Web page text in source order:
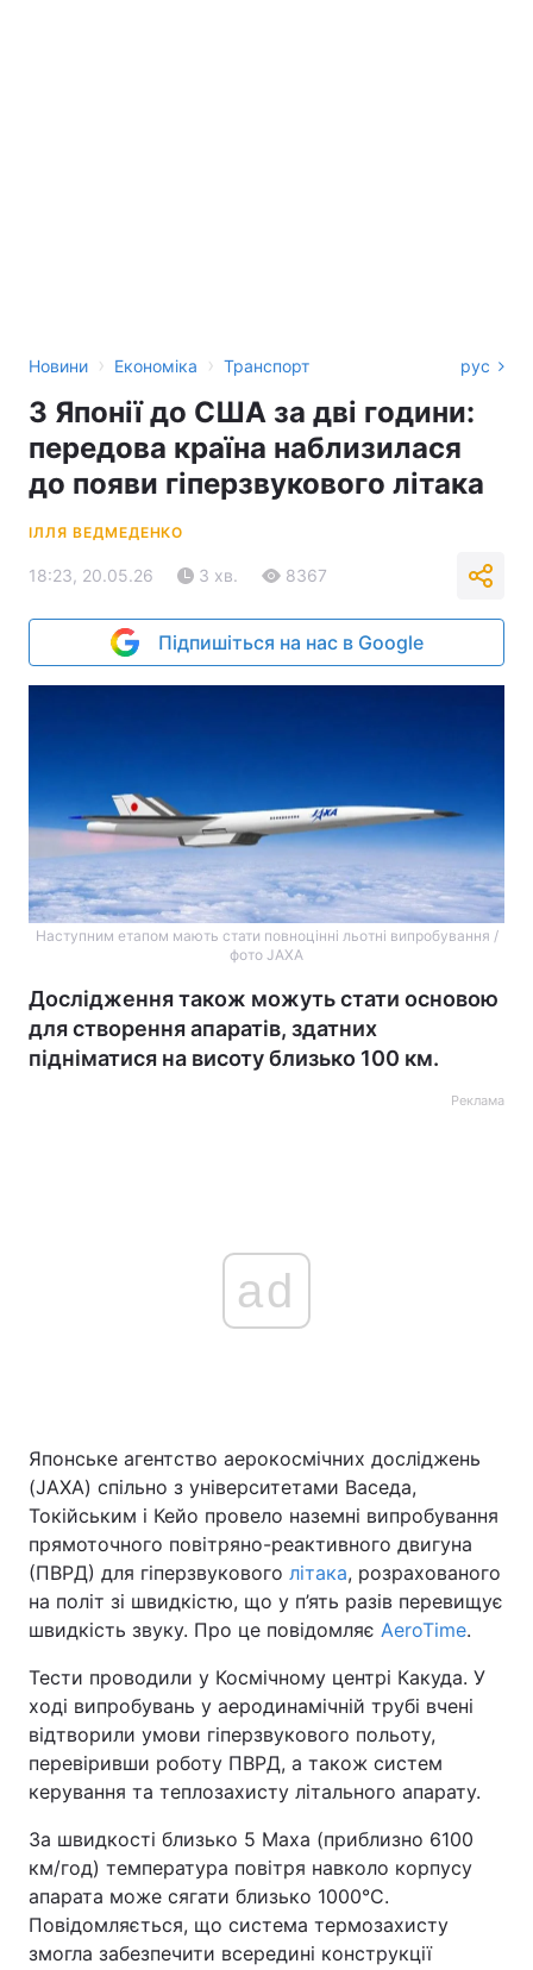
Новини › Економіка › Транспорт рус
З Японії до США за дві години:
передова країна наблизилася
до появи гіперзвукового літака
ІЛЛЯ ВЕДМЕДЕНКО
18:23, 20.05.26 3 хв. 8367
Підпишіться на нас в Google
Наступним етапом мають стати повноцінні льотні випробування /
фото JAXA
Дослідження також можуть стати основою
для створення апаратів, здатних
підніматися на висоту близько 100 км.
Реклама
ad
Японське агентство аерокосмічних досліджень
(JAXA) спільно з університетами Васеда,
Токійським і Кейо провело наземні випробування
прямоточного повітряно-реактивного двигуна
(ПВРД) для гіперзвукового літака, розрахованого
на політ зі швидкістю, що у п’ять разів перевищує
швидкість звуку. Про це повідомляє AeroTime.
Тести проводили у Космічному центрі Какуда. У
ході випробувань у аеродинамічній трубі вчені
відтворили умови гіперзвукового польоту,
перевіривши роботу ПВРД, а також систем
керування та теплозахисту літального апарату.
За швидкості близько 5 Маха (приблизно 6100
км/год) температура повітря навколо корпусу
апарата може сягати близько 1000°C.
Повідомляється, що система термозахисту
змогла забезпечити всередині конструкції